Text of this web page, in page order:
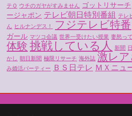
テＱ ウチのガヤがすみません ゴットリサーチ
ージャポン テレビ朝日特別番組 テレ
ん ヒルナンデス！ フジテレビ特番
ガール マツコ会議 世界一受けたい授業 妻怒っ
体験 挑戦している人 新聞
かし 朝日新聞 極限リサーチ 海外誌 激レ
み婚活パーティー
ＢＳ日テレ ＭＸニュ